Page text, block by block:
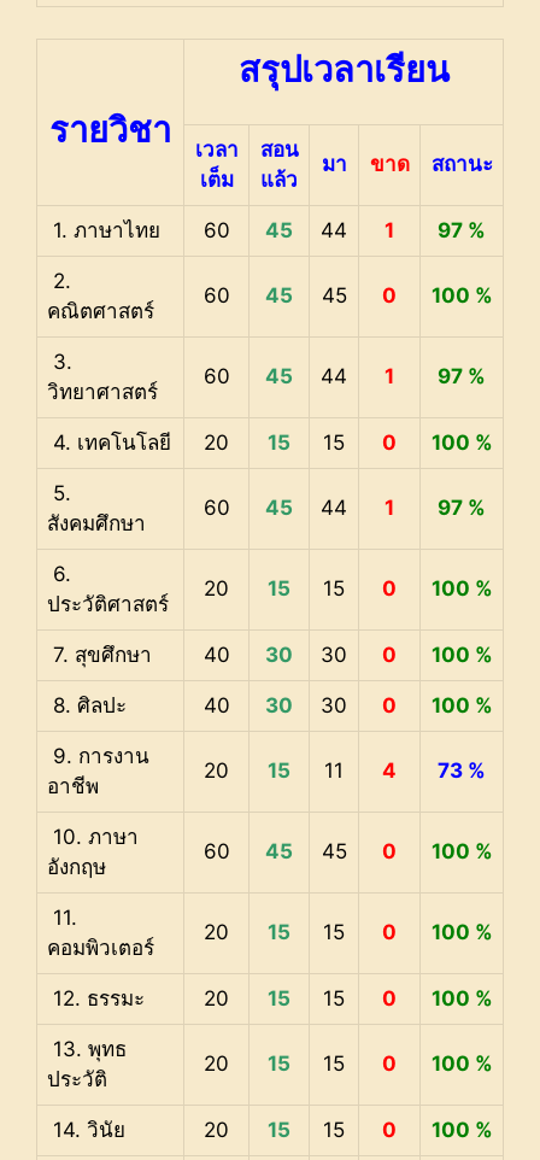
รายวิชา
สรุปเวลาเรียน
เวลา
เต็ม
สอน
แล้ว
มา ขาด สถานะ
1. ภาษาไทย 60 45 44 1 97 %
2.
คณิตศาสตร์
60 45 45 0 100 %
3.
วิทยาศาสตร์
60 45 44 1 97 %
4. เทคโนโลยี 20 15 15 0 100 %
5.
สังคมศึกษา
60 45 44 1 97 %
6.
ประวัติศาสตร์
20 15 15 0 100 %
7. สุขศึกษา 40 30 30 0 100 %
8. ศิลปะ 40 30 30 0 100 %
9. การงาน
อาชีพ
20 15 11 4 73 %
10. ภาษา
อังกฤษ
60 45 45 0 100 %
11.
คอมพิวเตอร์
20 15 15 0 100 %
12. ธรรมะ 20 15 15 0 100 %
13. พุทธ
ประวัติ
20 15 15 0 100 %
14. วินัย 20 15 15 0 100 %